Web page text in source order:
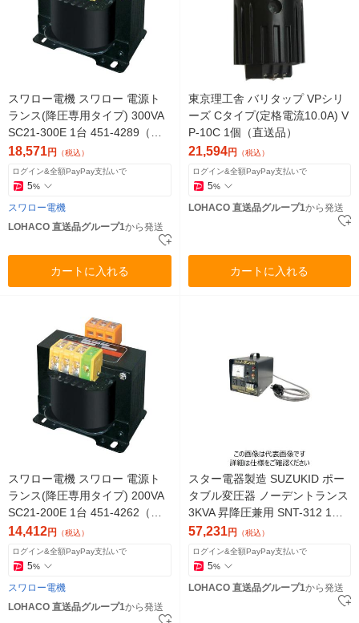
スワロー電機 スワロー 電源ト
ランス(降圧専用タイプ) 300VA
SC21-300E 1台 451-4289（直
送品）
18,571円 （税込）
ログイン&全額PayPay支払いで
5%
スワロー電機
LOHACO 直送品グループ1から発送
カートに入れる
東京理工舎 バリタップ VPシリ
ーズ Cタイプ(定格電流10.0A) V
P-10C 1個（直送品）
21,594円 （税込）
ログイン&全額PayPay支払いで
5%
LOHACO 直送品グループ1から発送
カートに入れる
スワロー電機 スワロー 電源ト
ランス(降圧専用タイプ) 200VA
SC21-200E 1台 451-4262（直
送品）
14,412円 （税込）
ログイン&全額PayPay支払いで
5%
スワロー電機
LOHACO 直送品グループ1から発送
スター電器製造 SUZUKID ポー
タブル変圧器 ノーデントランス
3KVA 昇降圧兼用 SNT-312 1台
818-6007（直送品）
57,231円 （税込）
ログイン&全額PayPay支払いで
5%
LOHACO 直送品グループ1から発送